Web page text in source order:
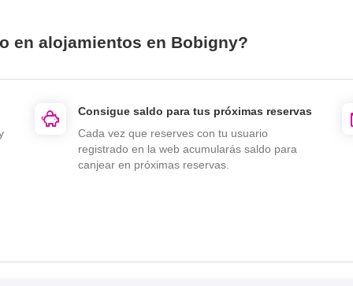
en alojamientos en Bobigny?
Consigue saldo para tus próximas reservas
Cada vez que reserves con tu usuario
registrado en la web acumularás saldo para
canjear en próximas reservas.